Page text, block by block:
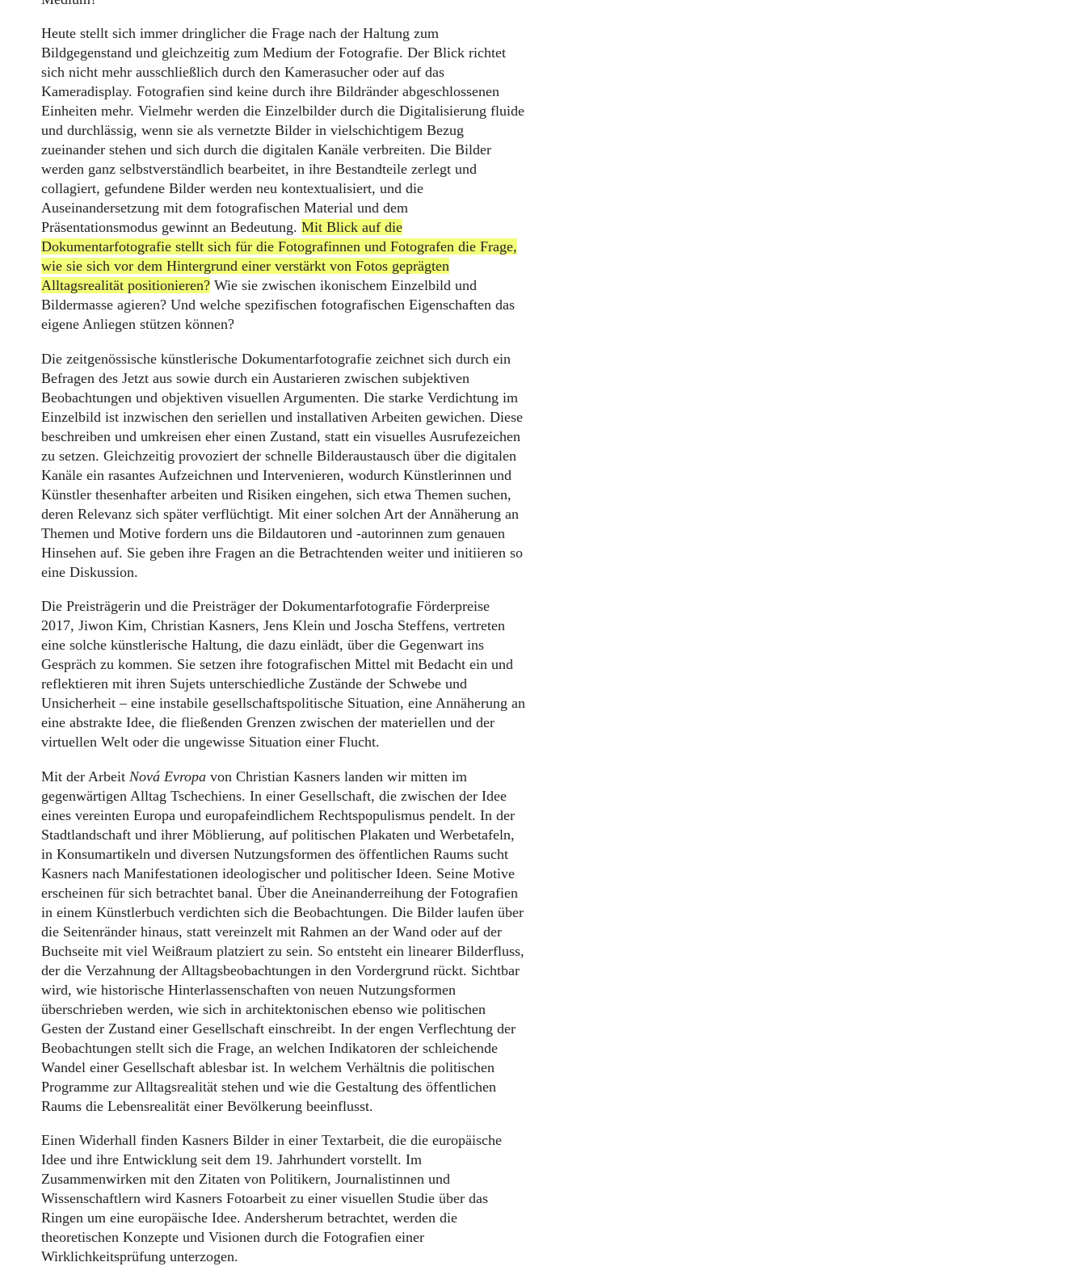
Heute stellt sich immer dringlicher die Frage nach der Haltung zum
Bildgegenstand und gleichzeitig zum Medium der Fotografie. Der Blick richtet
sich nicht mehr ausschließlich durch den Kamerasucher oder auf das
Kameradisplay. Fotografien sind keine durch ihre Bildränder abgeschlossenen
Einheiten mehr. Vielmehr werden die Einzelbilder durch die Digitalisierung fluide
und durchlässig, wenn sie als vernetzte Bilder in vielschichtigem Bezug
zueinander stehen und sich durch die digitalen Kanäle verbreiten. Die Bilder
werden ganz selbstverständlich bearbeitet, in ihre Bestandteile zerlegt und
collagiert, gefundene Bilder werden neu kontextualisiert, und die
Auseinandersetzung mit dem fotografischen Material und dem
Präsentationsmodus gewinnt an Bedeutung.Mit Blick auf die
Dokumentarfotografie stellt sich für die Fotografinnen und Fotografen die Frage,
wie sie sich vor dem Hintergrund einer verstärkt von Fotos geprägten
Alltagsrealität positionieren? Wie sie zwischen ikonischem Einzelbild und
Bildermasse agieren? Und welche spezifischen fotografischen Eigenschaften das
eigene Anliegen stützen können?
Die zeitgenössische künstlerische Dokumentarfotografie zeichnet sich durch ein
Befragen des Jetzt aus sowie durch ein Austarieren zwischen subjektiven
Beobachtungen und objektiven visuellen Argumenten. Die starke Verdichtung im
Einzelbild ist inzwischen den seriellen und installativen Arbeiten gewichen. Diese
beschreiben und umkreisen eher einen Zustand, statt ein visuelles Ausrufezeichen
zu setzen. Gleichzeitig provoziert der schnelle Bilderaustausch über die digitalen
Kanäle ein rasantes Aufzeichnen und Intervenieren, wodurch Künstlerinnen und
Künstler thesenhafter arbeiten und Risiken eingehen, sich etwa Themen suchen,
deren Relevanz sich später verflüchtigt. Mit einer solchen Art der Annäherung an
Themen und Motive fordern uns die Bildautoren und -autorinnen zum genauen
Hinsehen auf. Sie geben ihre Fragen an die Betrachtenden weiter und initiieren so
eine Diskussion.
Die Preisträgerin und die Preisträger der Dokumentarfotografie Förderpreise
2017, Jiwon Kim, Christian Kasners, Jens Klein und Joscha Steffens, vertreten
eine solche künstlerische Haltung, die dazu einlädt, über die Gegenwart ins
Gespräch zu kommen. Sie setzen ihre fotografischen Mittel mit Bedacht ein und
reflektieren mit ihren Sujets unterschiedliche Zustände der Schwebe und
Unsicherheit – eine instabile gesellschaftspolitische Situation, eine Annäherung an
eine abstrakte Idee, die fließenden Grenzen zwischen der materiellen und der
virtuellen Welt oder die ungewisse Situation einer Flucht.
Mit der Arbeit Nová Evropavon Christian Kasners landen wir mitten im
gegenwärtigen Alltag Tschechiens. In einer Gesellschaft, die zwischen der Idee
eines vereinten Europa und europafeindlichem Rechtspopulismus pendelt. In der
Stadtlandschaft und ihrer Möblierung, auf politischen Plakaten und Werbetafeln,
in Konsumartikeln und diversen Nutzungsformen des öffentlichen Raums sucht
Kasners nach Manifestationen ideologischer und politischer Ideen. Seine Motive
erscheinen für sich betrachtet banal. Über die Aneinanderreihung der Fotografien
in einem Künstlerbuch verdichten sich die Beobachtungen. Die Bilder laufen über
die Seitenränder hinaus, statt vereinzelt mit Rahmen an der Wand oder auf der
Buchseite mit viel Weißraum platziert zu sein. So entsteht ein linearer Bilderfluss,
der die Verzahnung der Alltagsbeobachtungen in den Vordergrund rückt. Sichtbar
wird, wie historische Hinterlassenschaften von neuen Nutzungsformen
überschrieben werden, wie sich in architektonischen ebenso wie politischen
Gesten der Zustand einer Gesellschaft einschreibt. In der engen Verflechtung der
Beobachtungen stellt sich die Frage, an welchen Indikatoren der schleichende
Wandel einer Gesellschaft ablesbar ist. In welchem Verhältnis die politischen
Programme zur Alltagsrealität stehen und wie die Gestaltung des öffentlichen
Raums die Lebensrealität einer Bevölkerung beeinflusst.
Einen Widerhall finden Kasners Bilder in einer Textarbeit, die die europäische
Idee und ihre Entwicklung seit dem 19. Jahrhundert vorstellt. Im
Zusammenwirken mit den Zitaten von Politikern, Journalistinnen und
Wissenschaftlern wird Kasners Fotoarbeit zu einer visuellen Studie über das
Ringen um eine europäische Idee. Andersherum betrachtet, werden die
theoretischen Konzepte und Visionen durch die Fotografien einer
Wirklichkeitsprüfung unterzogen.